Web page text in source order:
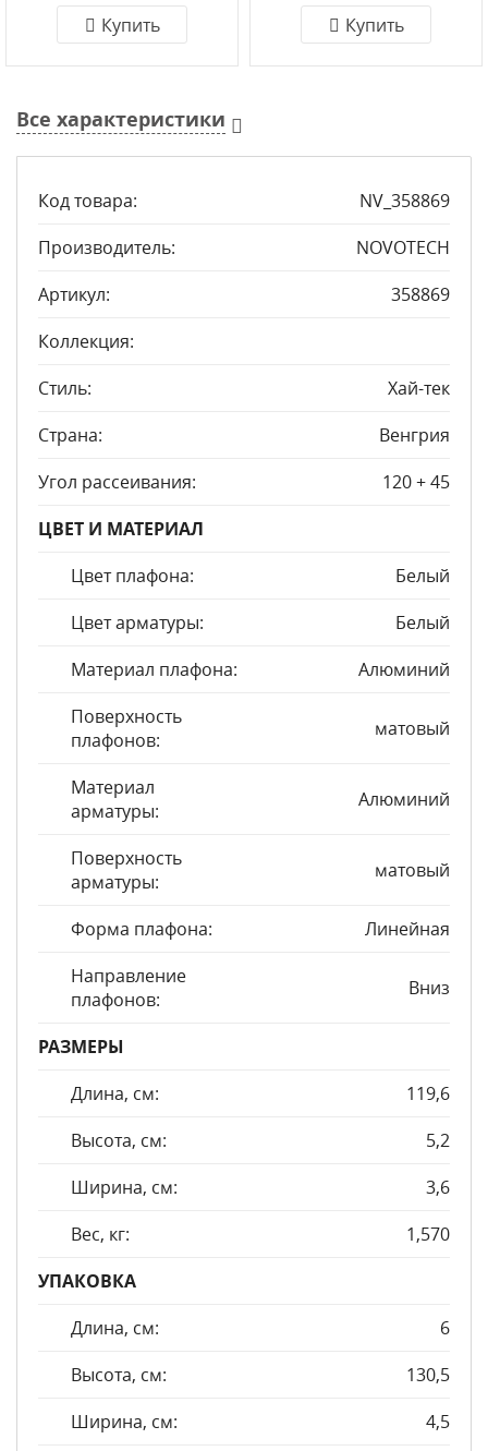
Купить Купить
Все характеристики
Код товара:
NV_358869
Производитель:
NOVOTECH
Артикул:
358869
Коллекция:
Стиль:
Хай-тек
Страна:
Венгрия
Угол рассеивания:
120 + 45
ЦВЕТ И МАТЕРИАЛ
Цвет плафона:
Белый
Цвет арматуры:
Белый
Материал плафона:
Алюминий
Поверхность
плафонов:
матовый
Материал
арматуры:
Алюминий
Поверхность
арматуры:
матовый
Форма плафона:
Линейная
Направление
плафонов:
Вниз
РАЗМЕРЫ
Длина, см:
119,6
Высота, см:
5,2
Ширина, см:
3,6
Вес, кг:
1,570
УПАКОВКА
Длина, см:
6
Высота, см:
130,5
Ширина, см:
4,5